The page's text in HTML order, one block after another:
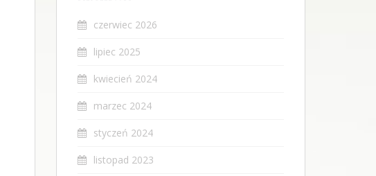
czerwiec 2026
lipiec 2025
kwiecień 2024
marzec 2024
styczeń 2024
listopad 2023